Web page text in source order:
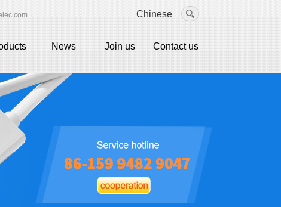
Chinese
News Join us Contact us